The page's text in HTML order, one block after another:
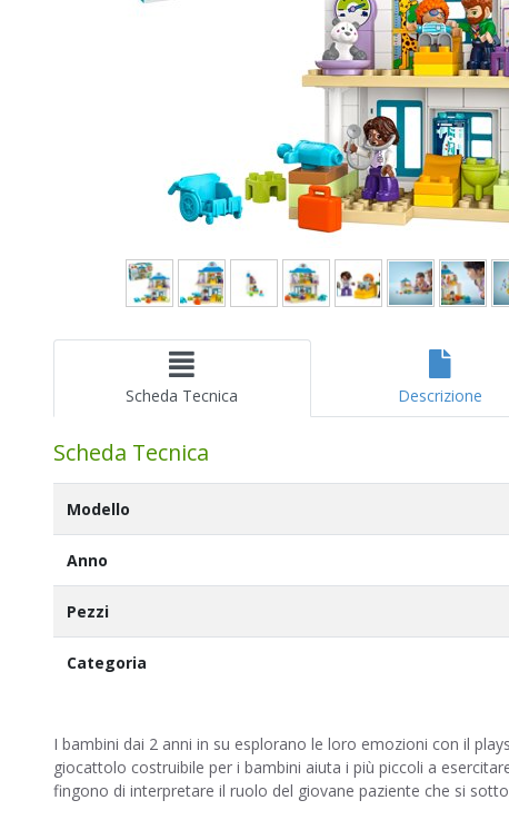
Scheda Tecnica Descrizione
Scheda Tecnica
Modello
Anno
Pezzi
Categoria
I bambini dai 2 anni in su esplorano le loro emozioni con il
giocattolo costruibile per i bambini aiuta i più piccoli a
fingono di interpretare il ruolo del giovane paziente che si